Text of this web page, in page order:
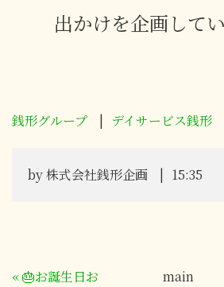
出かけを企画して
銭形グループ デイサービス銭形
by株式会社銭形企画 15:35
«🎂お誕生日お
main